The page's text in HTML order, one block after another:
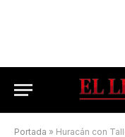
Portada » Huracán con